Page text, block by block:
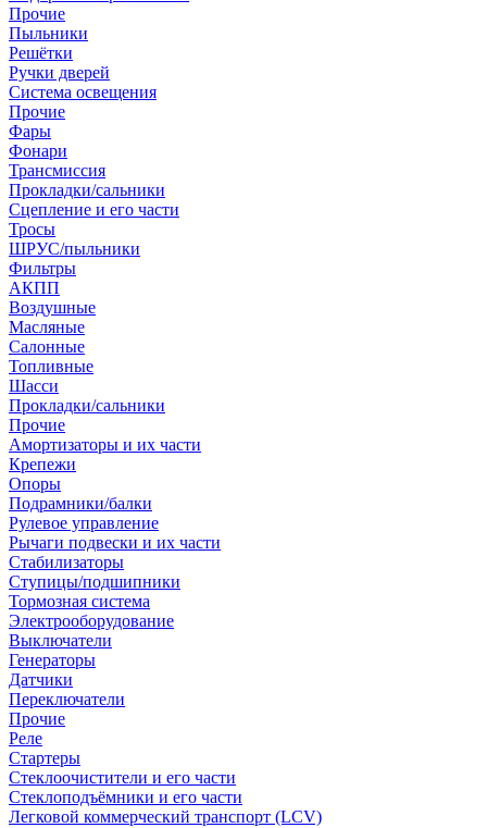
Прочие
Пыльники
Решётки
Ручки дверей
Система освещения
Прочие
Фары
Фонари
Трансмиссия
Прокладки/сальники
Сцепление и его части
Тросы
ШРУС/пыльники
Фильтры
АКПП
Воздушные
Масляные
Салонные
Топливные
Шасси
Прокладки/сальники
Прочие
Амортизаторы и их части
Крепежи
Опоры
Подрамники/балки
Рулевое управление
Рычаги подвески и их части
Стабилизаторы
Ступицы/подшипники
Тормозная система
Электрооборудование
Выключатели
Генераторы
Датчики
Переключатели
Прочие
Реле
Стартеры
Стеклоочистители и его части
Стеклоподъёмники и его части
Легковой коммерческий транспорт (LCV)